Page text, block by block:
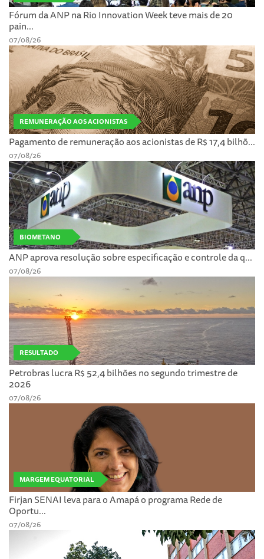
Fórum da ANP na Rio Innovation Week teve mais de 20
pain...
07/08/26
REMUNERAÇÃO AOS ACIONISTAS
Pagamento de remuneração aos acionistas de R$ 17,4 bilhõ...
07/08/26
BIOMETANO
ANP aprova resolução sobre especificação e controle da q...
07/08/26
RESULTADO
Petrobras lucra R$ 52,4 bilhões no segundo trimestre de
2026
07/08/26
MARGEM EQUATORIAL
Firjan SENAI leva para o Amapá o programa Rede de
Oportu...
07/08/26